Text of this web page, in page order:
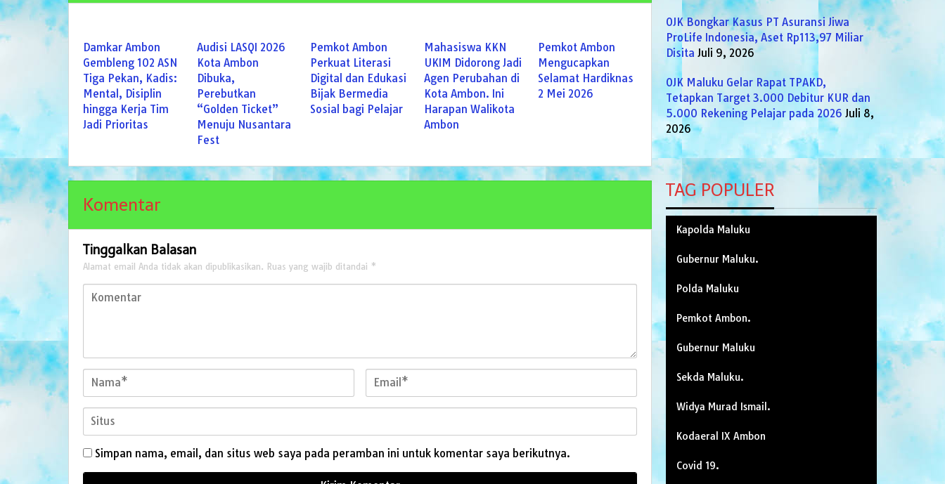
Damkar Ambon
Gembleng 102 ASN
Tiga Pekan, Kadis:
Mental, Disiplin
hingga Kerja Tim
Jadi Prioritas
Audisi LASQI 2026
Kota Ambon
Dibuka,
Perebutkan
“Golden Ticket”
Menuju Nusantara
Fest
Pemkot Ambon
Perkuat Literasi
Digital dan Edukasi
Bijak Bermedia
Sosial bagi Pelajar
Mahasiswa KKN
UKIM Didorong Jadi
Agen Perubahan di
Kota Ambon. Ini
Harapan Walikota
Ambon
Pemkot Ambon
Mengucapkan
Selamat Hardiknas
2 Mei 2026
Komentar
Tinggalkan Balasan
Alamat email Anda tidak akan dipublikasikan. Ruas yang wajib ditandai *
Simpan nama, email, dan situs web saya pada peramban ini untuk komentar saya berikutnya.
OJK Bongkar Kasus PT Asuransi Jiwa
ProLife Indonesia, Aset Rp113,97 Miliar
Disita Juli 9, 2026
OJK Maluku Gelar Rapat TPAKD,
Tetapkan Target 3.000 Debitur KUR dan
5.000 Rekening Pelajar pada 2026 Juli 8,
2026
TAG POPULER
Kapolda Maluku
Gubernur Maluku.
Polda Maluku
Pemkot Ambon.
Gubernur Maluku
Sekda Maluku.
Widya Murad Ismail.
Kodaeral IX Ambon
Covid 19.